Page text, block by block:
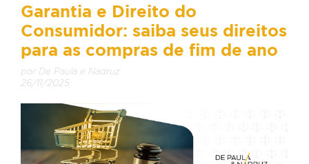
Garantia e Direito do
Consumidor: saiba seus direitos
para as compras de fim de ano
por De Paula e Nadruz
26/11/2025